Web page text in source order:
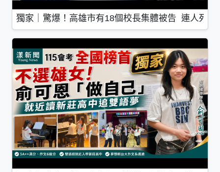
獨家｜驚爆！高雄市有18個校長集體被告 連人死了